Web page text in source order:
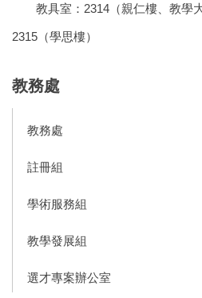
教具室：2314（親仁樓、教學大
2315（學思樓）
教務處
教務處
註冊組
學術服務組
教學發展組
選才專案辦公室